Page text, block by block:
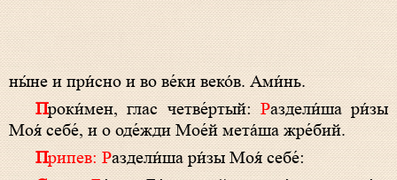
ны́не и при́сно и во ве́ки веко́в. Ами́нь.
Проки́мен, глас четве́ртый:Раздели́ша ри́зы
Моя́ себе́, и о оде́жди Мое́й мета́ша жре́бий.
Припев: Раздели́ша ри́зы Моя́ себе́: